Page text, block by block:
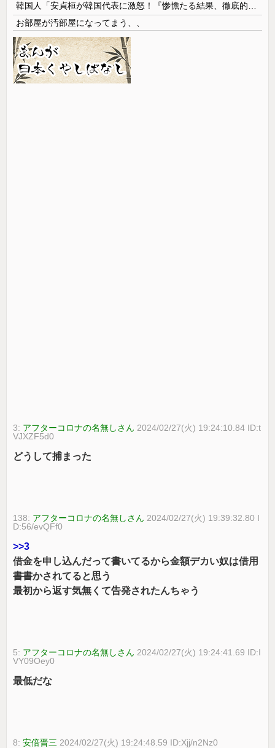
お部屋が汚部屋になってまう、、
3: アフターコロナの名無しさん 2024/02/27(火) 19:24:10.84 ID:t
VJXZF5d0
どうして捕まった
138: アフターコロナの名無しさん 2024/02/27(火) 19:39:32.80 I
D:56/evQFf0
>>3
借金を申し込んだって書いてるから金額デカい奴は借用
書書かされてると思う
最初から返す気無くて告発されたんちゃう
5: アフターコロナの名無しさん 2024/02/27(火) 19:24:41.69 ID:I
VY09Oey0
最低だな
8:安倍晋三 2024/02/27(火) 19:24:48.59 ID:Xjj/n2Nz0